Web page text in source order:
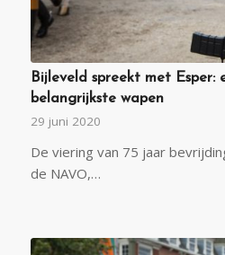
Bijleveld spreekt met Esper:
belangrijkste wapen
29 juni 2020
De viering van 75 jaar
de NAVO,…